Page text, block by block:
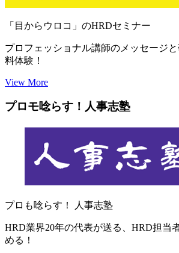
「目からウロコ」のHRDセミナー
プロフェッショナル講師のメッセージ
料体験！
View More
プロモ唸らす！人事志塾
プロも唸らす！ 人事志塾
HRD業界20年の代表が送る、HRD担当
める！